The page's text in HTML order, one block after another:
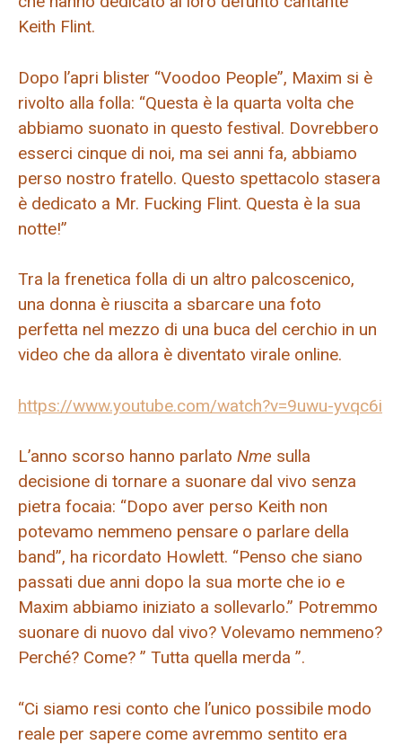
Keith Flint.
Dopo l’apri blister “Voodoo People”, Maxim si è
rivolto alla folla: “Questa è la quarta volta che
abbiamo suonato in questo festival. Dovrebbero
esserci cinque di noi, ma sei anni fa, abbiamo
perso nostro fratello. Questo spettacolo stasera
è dedicato a Mr. Fucking Flint. Questa è la sua
notte!”
Tra la frenetica folla di un altro palcoscenico,
una donna è riuscita a sbarcare una foto
perfetta nel mezzo di una buca del cerchio in un
video che da allora è diventato virale online.
https://www.youtube.com/watch?v=9uwu-yvqc6i
L’anno scorso hanno parlato Nme sulla
decisione di tornare a suonare dal vivo senza
pietra focaia: “Dopo aver perso Keith non
potevamo nemmeno pensare o parlare della
band”, ha ricordato Howlett. “Penso che siano
passati due anni dopo la sua morte che io e
Maxim abbiamo iniziato a sollevarlo.” Potremmo
suonare di nuovo dal vivo? Volevamo nemmeno?
Perché? Come? ” Tutta quella merda ”.
“Ci siamo resi conto che l’unico possibile modo
reale per sapere come avremmo sentito era